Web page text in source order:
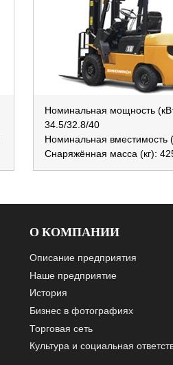
Номинальная мощность
34.5/32.8/40
Номинальная вместимость
Снаряжённая масса (кг):
О КОМПАНИИ
Описание предприятия
Наше предприятие
История
Бизнес в фотографиях
Торговая сеть
Культура и социальная